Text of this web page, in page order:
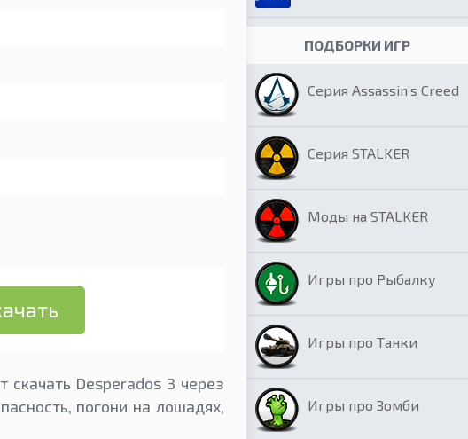
Desperados 3 через
погони на лошадях,
ПОДБОРКИ ИГР
Серия Assassin’s Creed
Серия STALKER
Моды на STALKER
Игры про Рыбалку
Игры про Танки
Игры про Зомби